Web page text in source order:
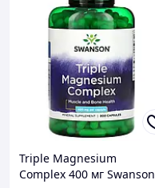
Triple Magnesium
Complex 400 мг Swanson